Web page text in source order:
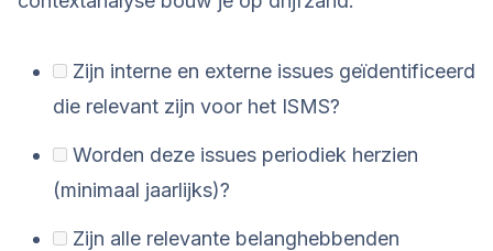
Zijn interne en externe issues geïdentificeerd
die relevant zijn voor het ISMS?
Worden deze issues periodiek herzien
(minimaal jaarlijks)?
Zijn alle relevante belanghebbenden